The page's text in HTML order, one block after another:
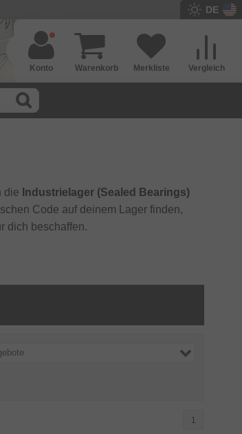
DE
Vergleich
Merkliste
Warenkorb
Konto
die Industrielager (Sealed Bearings)
Code auf deinem Lager finden,
dich beschaffen.
1